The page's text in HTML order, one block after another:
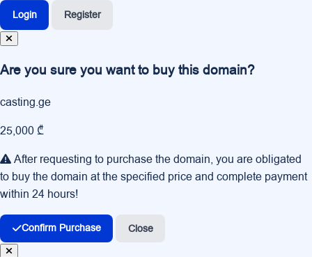
Login Register
Are you sure you want to buy this domain?
casting.ge
25,000 ₾
After requesting to purchase the domain, you are obligated
to buy the domain at the specified price and complete payment
within 24 hours!
Confirm Purchase Close